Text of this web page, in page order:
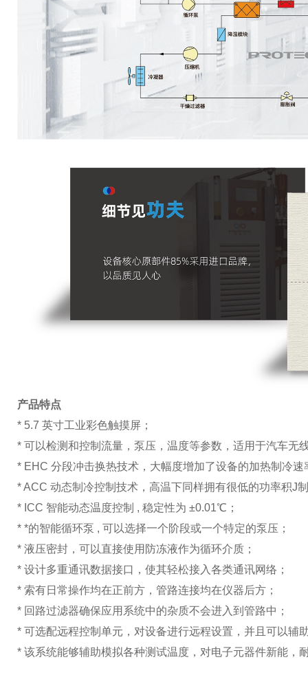
产品特点
* 5.7 英寸工业彩色触摸屏；
* 可以检测和控制流量，泵压，温度等参数，适用于汽车无
* EHC 分段冲击换热技术，大幅度增加了设备的加热制冷
* ACC 动态制冷控制技术，高温下同样拥有很低的功率积J
* ICC 智能动态温度控制 , 稳定性为 ±0.01℃；
* *的智能循环泵 , 可以选择一个阶段或一个特定的泵压；
* 液压密封，可以直接使用防冻液作为循环介质；
* 设计多重通讯数据接口，使其轻松接入各类通讯网络；
* 索有日常操作均在正前方，管路连接均在仪器后方；
* 回路过滤器确保应用系统中的杂质不会进入到管路中；
* 可选配远程控制单元，对设备进行远程设置，并且可以辅
* 该系统能够辅助模拟各种测试温度，对电子元器件新能，